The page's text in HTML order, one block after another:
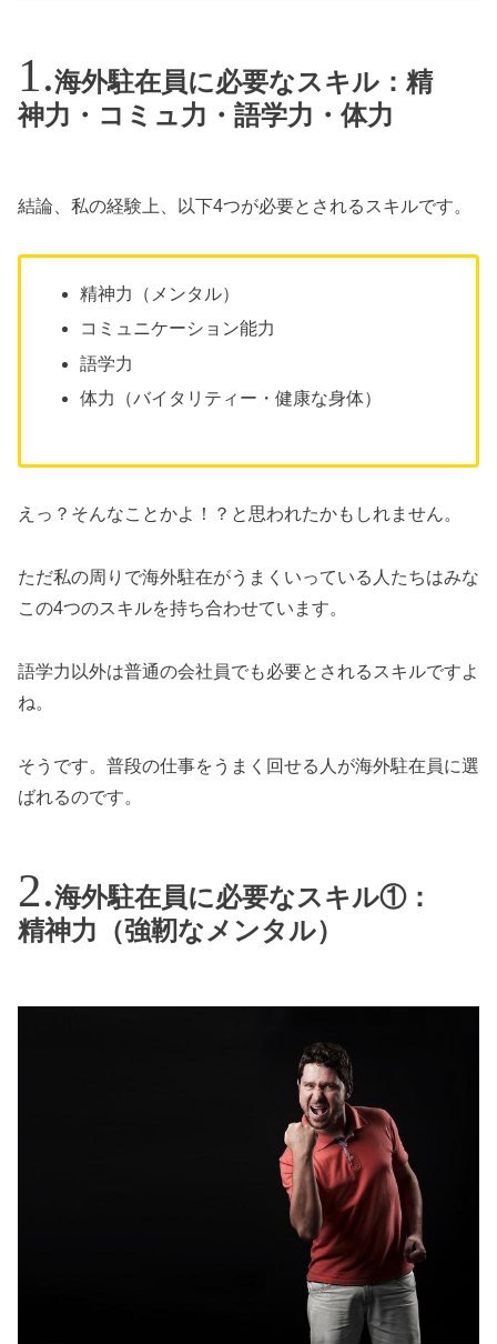
海外駐在員に必要なスキル：精
神力・コミュ力・語学力・体力
結論、私の経験上、以下4つが必要とされるスキルです。
精神力（メンタル）
コミュニケーション能力
語学力
体力（バイタリティー・健康な身体）
えっ？そんなことかよ！？と思われたかもしれません。
ただ私の周りで海外駐在がうまくいっている人たちはみな
この4つのスキルを持ち合わせています。
語学力以外は普通の会社員でも必要とされるスキルですよ
ね。
そうです。普段の仕事をうまく回せる人が海外駐在員に選
ばれるのです。
海外駐在員に必要なスキル①：
精神力（強靭なメンタル）